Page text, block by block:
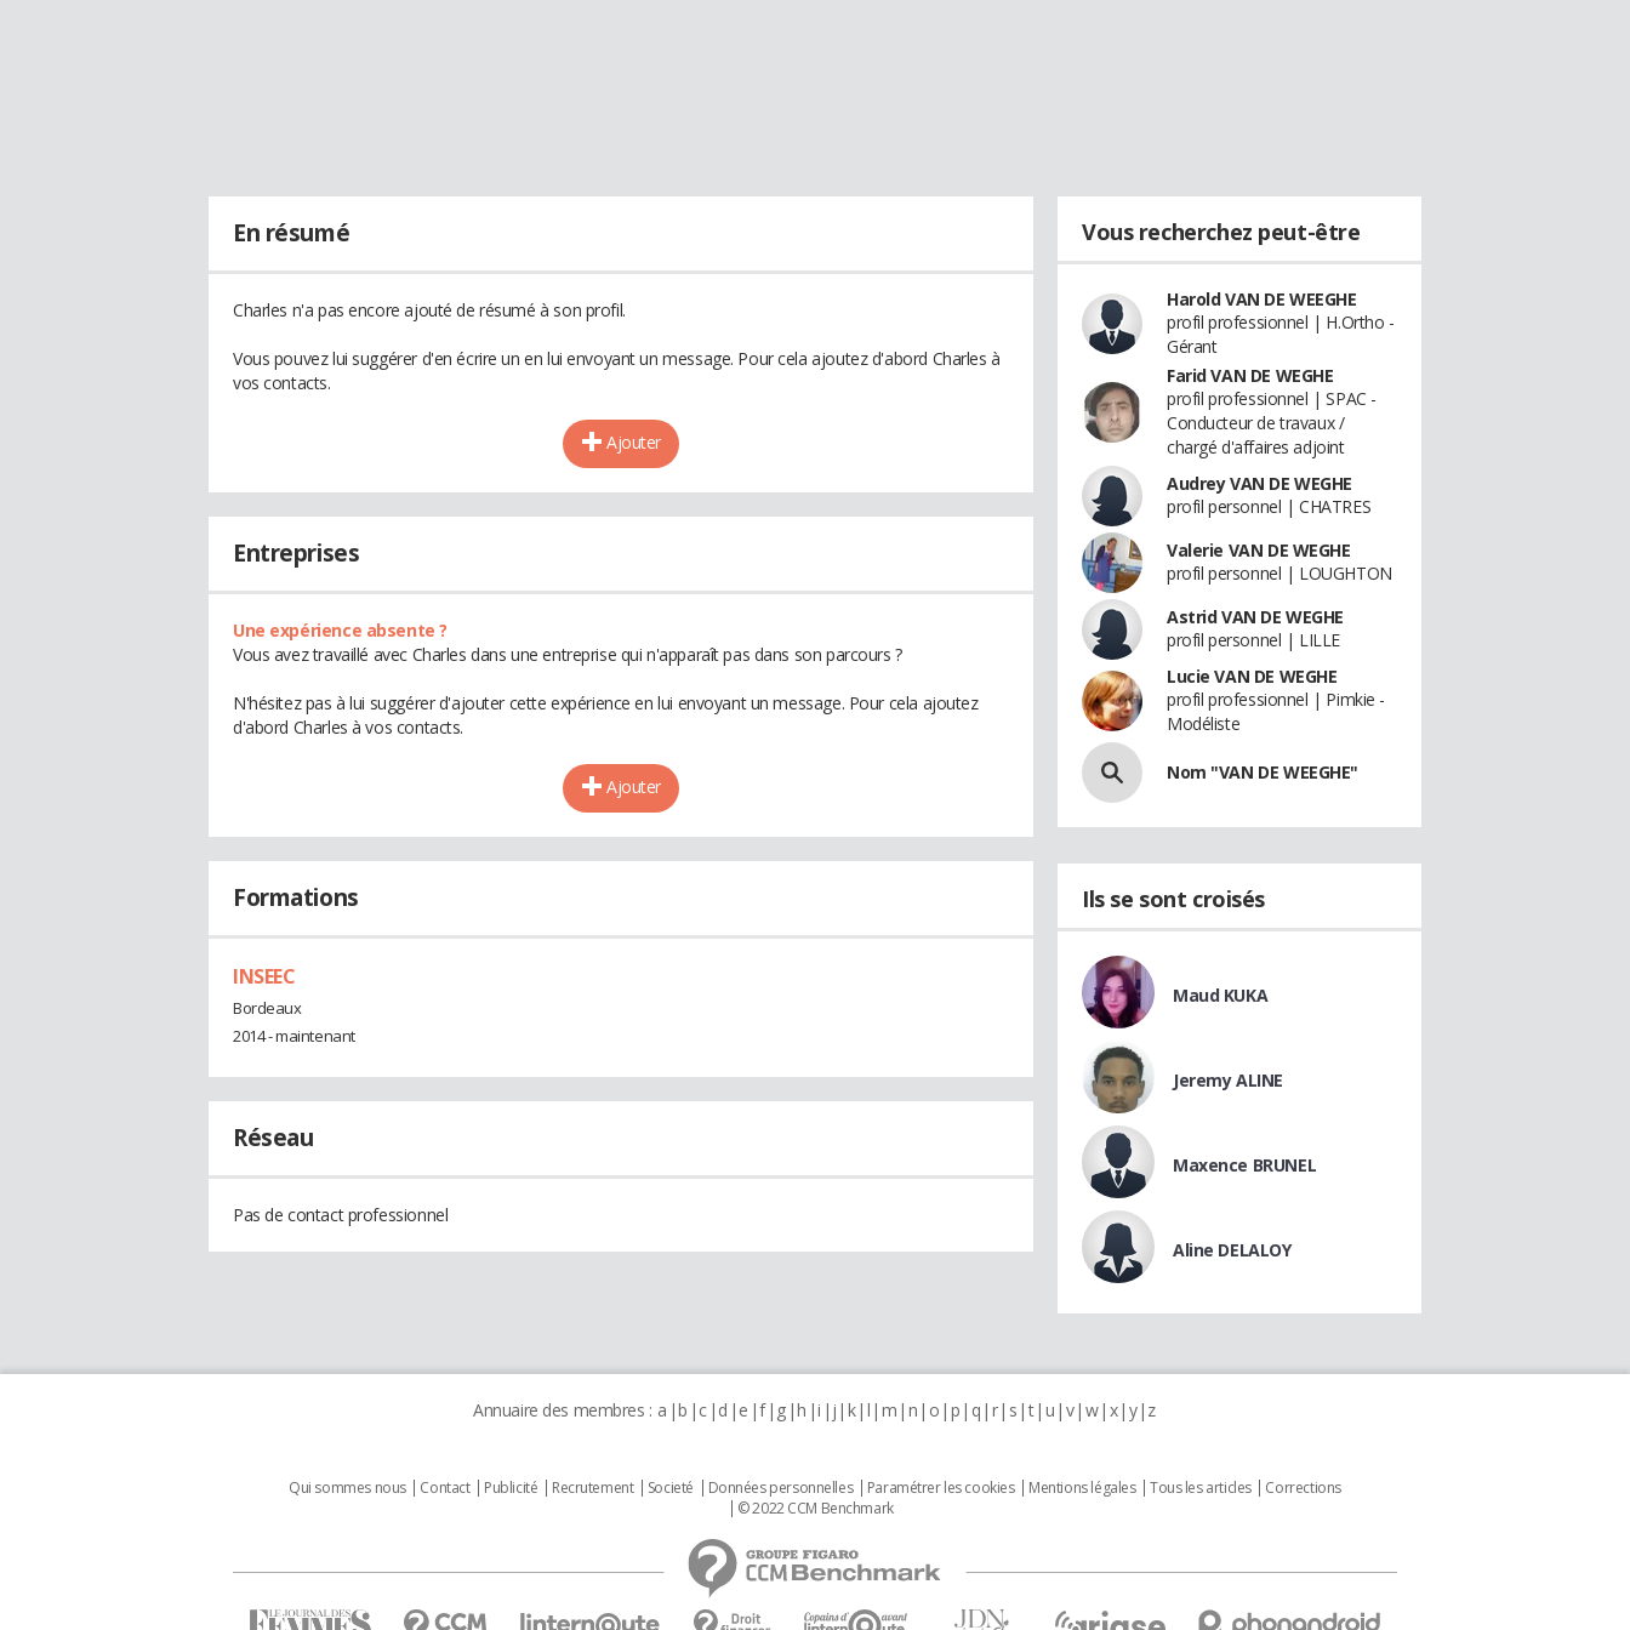
En résumé
Charles n'a pas encore ajouté de résumé à son profil.
Vous pouvez lui suggérer d'en écrire un en lui envoyant un message. Pour cela ajoutez d'abord Charles à
vos contacts.
Ajouter
Entreprises
Une expérience absente ?
Vous avez travaillé avec Charles dans une entreprise qui n'apparaît pas dans son parcours ?
N'hésitez pas à lui suggérer d'ajouter cette expérience en lui envoyant un message. Pour cela ajoutez
d'abord Charles à vos contacts.
Ajouter
Formations
INSEEC
Bordeaux
2014 - maintenant
Réseau
Pas de contact professionnel
Vous recherchez peut-être
Harold VAN DE WEEGHE
profil professionnel | H.Ortho -
Gérant
Farid VAN DE WEGHE
profil professionnel | SPAC -
Conducteur de travaux /
chargé d'affaires adjoint
Audrey VAN DE WEGHE
profil personnel | CHATRES
Valerie VAN DE WEGHE
profil personnel | LOUGHTON
Astrid VAN DE WEGHE
profil personnel | LILLE
Lucie VAN DE WEGHE
profil professionnel | Pimkie -
Modéliste
Nom "VAN DE WEEGHE"
Ils se sont croisés
Maud KUKA
Jeremy ALINE
Maxence BRUNEL
Aline DELALOY
Annuaire des membres : a b c d e f g h i j k l m n o p q r s t u v w x y z
Qui sommes nous Contact Publicité Recrutement Societé Données personnelles Paramétrer les cookies Mentions légales Tous les articles
Corrections
© 2022 CCM Benchmark